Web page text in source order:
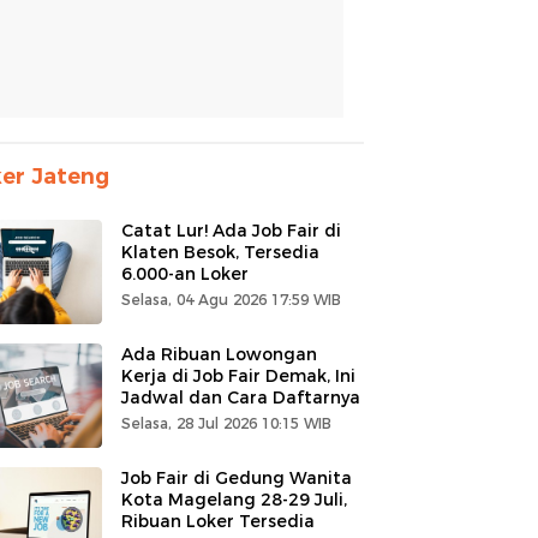
Jateng
Catat Lur! Ada Job Fair di
Klaten Besok, Tersedia
6.000-an Loker
Selasa, 04 Agu 2026 17:59 WIB
Ada Ribuan Lowongan
Kerja di Job Fair Demak, Ini
Jadwal dan Cara Daftarnya
Selasa, 28 Jul 2026 10:15 WIB
Job Fair di Gedung Wanita
Kota Magelang 28-29 Juli,
Ribuan Loker Tersedia